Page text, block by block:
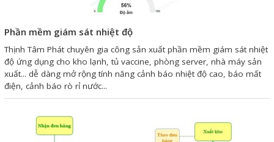
Phần mềm giám sát nhiệt độ
Thịnh Tâm Phát chuyên gia công sản xuất phần mềm giám sát nhiệt
độ ứng dụng cho kho lạnh, tủ vaccine, phòng server, nhà máy sản
xuất... dễ dàng mở rộng tính năng cảnh báo nhiệt độ cao, báo mất
điện, cảnh báo rò rỉ nước...
Lập trình màn hình HMI
Lập trình hệ thống Scada
Lập trình hệ thống Servo
Crack password PLC
Crack password HMI